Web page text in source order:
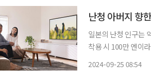
난청 아버지 향
일본의 난청 인구는
착용 시 100만 엔이
2024-09-25 08:54